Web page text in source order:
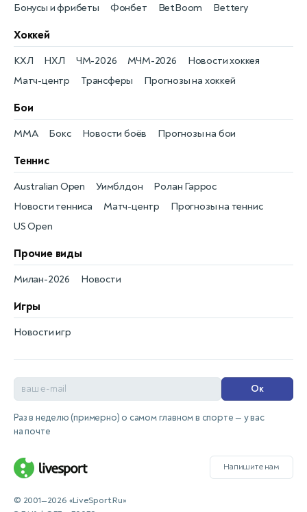
Бонусы и фрибеты
Фонбет
BetBoom
Bettery
Хоккей
Новости хоккея
КХЛ
Матч-центр
НХЛ
Трансферы
ЧМ-2026
Прогнозы на хоккей
МЧМ-2026
Бои
Новости боёв
MMA Прогнозы на бои
Бокс
Теннис
Новости тенниса
Australian Open
Матч-центр
Уимблдон
Прогнозы на теннис
Ролан Гаррос
US Open
Прочие виды
Новости
Милан-2026
Игры
Новости игр
Ок
Раз в неделю (примерно) о самом главном в спорте — у вас
на почте
Напишите нам
© 2001—2026 «LiveSport.Ru»